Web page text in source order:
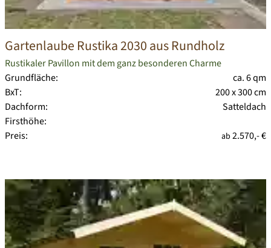
Gartenlaube Rustika 2030 aus Rundholz
Rustikaler Pavillon mit dem ganz besonderen Charme
Grundfläche:
ca. 6 qm
BxT:
200 x 300 cm
Dachform:
Satteldach
Firsthöhe:
Preis:
ab 2.570,- €